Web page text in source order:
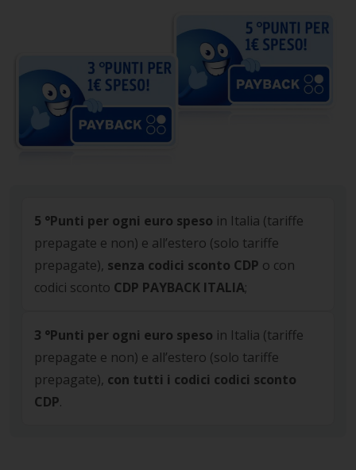
5 °Punti per ogni euro speso in Italia (tariffe
prepagate e non) e all’estero (solo tariffe
prepagate), senza codici sconto CDP o con
codici sconto CDP PAYBACK ITALIA;
3 °Punti per ogni euro speso in Italia (tariffe
prepagate e non) e all’estero (solo tariffe
prepagate), con tutti i codici codici sconto
CDP.